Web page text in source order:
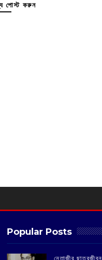
পোস্ট করুন
Popular Posts
‌নেতাজীর ছাত্রজীবন